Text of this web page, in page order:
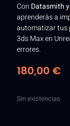
Con Datasmith
aprenderás a
automatizar tus
3ds Max en
errores.
180,00 €
Sin existencias